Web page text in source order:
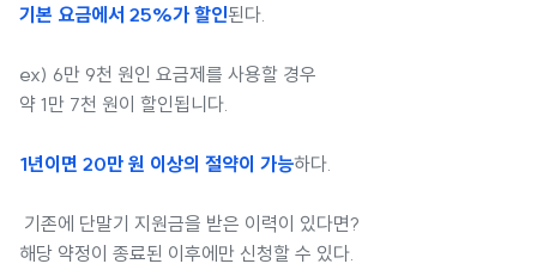
기본 요금에서 25%가 할인된다.
ex) 6만 9천 원인 요금제를 사용할 경우
약 1만 7천 원이 할인됩니다.
1년이면 20만 원 이상의 절약이 가능하다.
기존에 단말기 지원금을 받은 이력이 있다면?
해당 약정이 종료된 이후에만 신청할 수 있다.